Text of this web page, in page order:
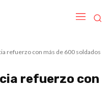
refuerzo con más de 600 soldados
refuerzo con